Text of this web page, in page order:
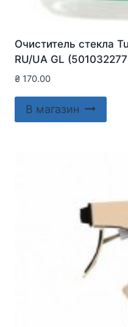
Очиститель стекла
RU/UA GL
₴ 170.00
В магазин